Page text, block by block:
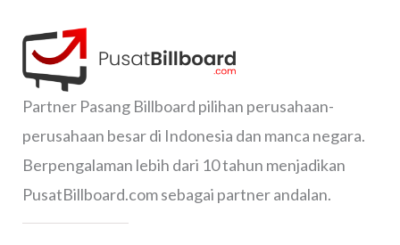
Partner Pasang Billboard pilihan perusahaan-
perusahaan besar di Indonesia dan manca negara.
Berpengalaman lebih dari 10 tahun menjadikan
PusatBillboard.com sebagai partner andalan.